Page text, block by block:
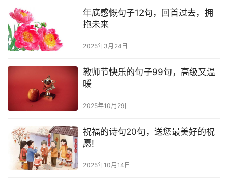
年底感慨句子12句，回首过去，拥
抱未来
2025年3月24日
教师节快乐的句子99句，高级又温
暖
2025年10月29日
祝福的诗句20句，送您最美好的祝
愿!
2025年10月14日